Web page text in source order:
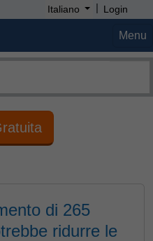
Italiano | Login
Menu
di 265
ridurre le